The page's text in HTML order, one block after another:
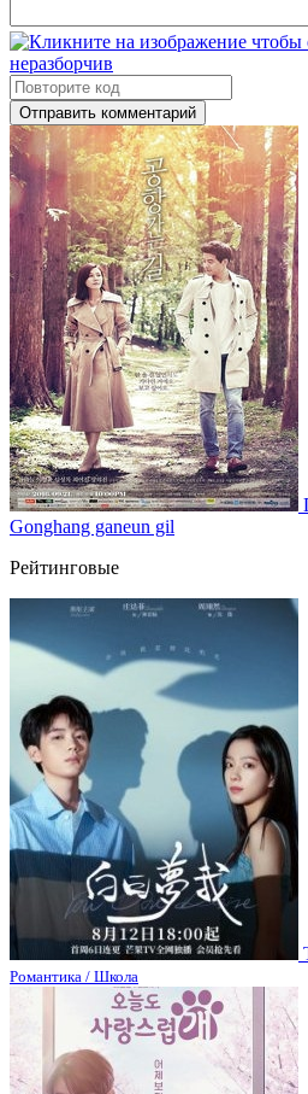
Отправить комментарий
Gonghang ganeun gil
Рейтинговые
Романтика / Школа